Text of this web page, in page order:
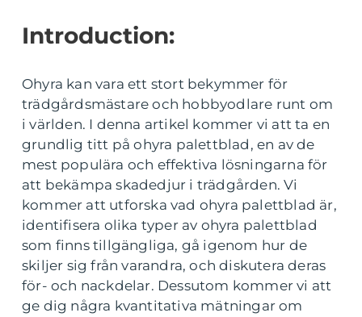
Introduction:
Ohyra kan vara ett stort bekymmer för
trädgårdsmästare och hobbyodlare runt om
i världen. I denna artikel kommer vi att ta en
grundlig titt på ohyra palettblad, en av de
mest populära och effektiva lösningarna för
att bekämpa skadedjur i trädgården. Vi
kommer att utforska vad ohyra palettblad är,
identifisera olika typer av ohyra palettblad
som finns tillgängliga, gå igenom hur de
skiljer sig från varandra, och diskutera deras
för- och nackdelar. Dessutom kommer vi att
ge dig några kvantitativa mätningar om